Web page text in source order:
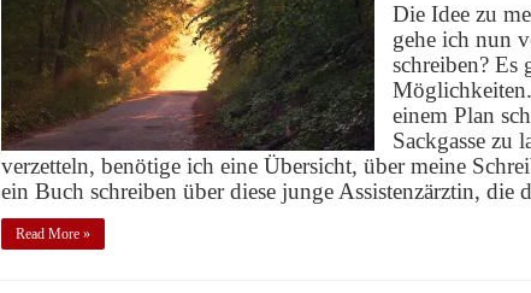
Die Idee zu
gehe ich nun
schreiben?
einem Plan
Sackgasse zu
verzetteln, benötige ich eine Übersicht, über meine
ein Buch schreiben über diese junge Assistenzärztin, die
Read More »